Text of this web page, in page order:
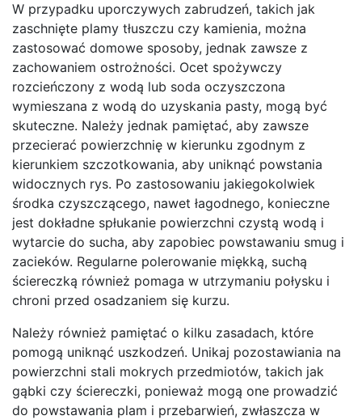
W przypadku uporczywych zabrudzeń, takich jak
zaschnięte plamy tłuszczu czy kamienia, można
zastosować domowe sposoby, jednak zawsze z
zachowaniem ostrożności. Ocet spożywczy
rozcieńczony z wodą lub soda oczyszczona
wymieszana z wodą do uzyskania pasty, mogą być
skuteczne. Należy jednak pamiętać, aby zawsze
przecierać powierzchnię w kierunku zgodnym z
kierunkiem szczotkowania, aby uniknąć powstania
widocznych rys. Po zastosowaniu jakiegokolwiek
środka czyszczącego, nawet łagodnego, konieczne
jest dokładne spłukanie powierzchni czystą wodą i
wytarcie do sucha, aby zapobiec powstawaniu smug i
zacieków. Regularne polerowanie miękką, suchą
ściereczką również pomaga w utrzymaniu połysku i
chroni przed osadzaniem się kurzu.
Należy również pamiętać o kilku zasadach, które
pomogą uniknąć uszkodzeń. Unikaj pozostawiania na
powierzchni stali mokrych przedmiotów, takich jak
gąbki czy ściereczki, ponieważ mogą one prowadzić
do powstawania plam i przebarwień, zwłaszcza w